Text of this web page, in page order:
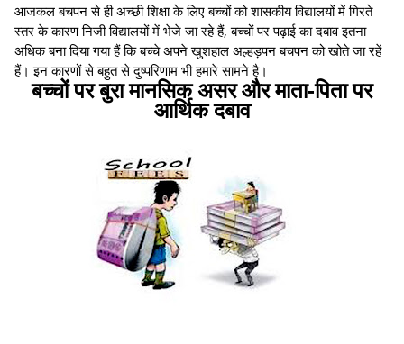
आजकल बचपन से ही अच्छी शिक्षा के लिए बच्चों को शासकीय विद्यालयों में गिरते
स्तर के कारण निजी विद्यालयों में भेजे जा रहे हैं, बच्चों पर पढ़ाई का दबाव इतना
अधिक बना दिया गया हैं कि बच्चे अपने खुशहाल अल्हड़पन बचपन को खोते जा रहें
हैं। इन कारणों से बहुत से दुष्परिणाम भी हमारे सामने है।
बच्चों पर बुरा मानसिक असर और माता-पिता पर
आर्थिक दबाव